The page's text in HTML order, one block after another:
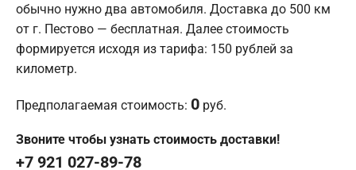
обычно нужно два автомобиля. Доставка до 500 км
от г. Пестово — бесплатная. Далее стоимость
формируется исходя из тарифа: 150 рублей за
километр.
Предполагаемая стоимость: 0 руб.
Звоните чтобы узнать стоимость доставки!
+7 921 027-89-78